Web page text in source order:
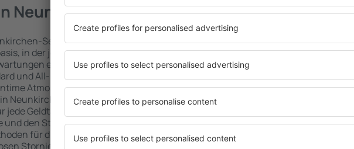
Neunkirchen-Seelscheid
Seelscheid sind eine vielfältige
in der jeder Reisende eine Unterkunft findet,
entspricht. Sie bevorzugen ein Hotel mit
und All-Inclusive-Angebot oder wählen Hotels
Atmosphäre und günstige Unterkünfte
Neunkirchen-Seelscheid können Sie eine
Geldtasche buchen! Wählen Sie eine
und den Standard des Hotels sowie die
für die Unterkunft aus und die Möglichkeit
Stornierung der Buchung. Hotels in
Umfassender Service
wichtigsten
muss. Die besten
den Hotelgästen einen
von Annehmlichkeiten.
Standard bieten eine
wichtigsten
Die Gäste können die